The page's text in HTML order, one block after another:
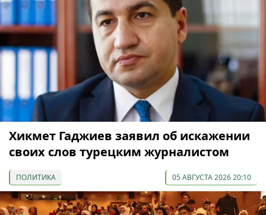
Хикмет Гаджиев заявил об искажении
своих слов турецким журналистом
ПОЛИТИКА 05 АВГУСТА 2026 20:10